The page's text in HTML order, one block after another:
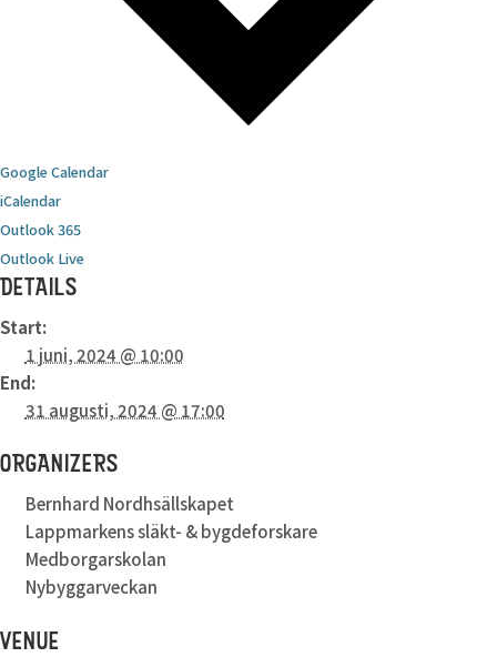
Google Calendar
iCalendar
Outlook 365
Outlook Live
DETAILS
Start:
1 juni, 2024 @ 10:00
End:
31 augusti, 2024 @ 17:00
ORGANIZERS
Bernhard Nordhsällskapet
Lappmarkens släkt- & bygdeforskare
Medborgarskolan
Nybyggarveckan
VENUE